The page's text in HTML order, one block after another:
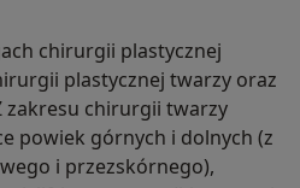
chirurgii plastycznej
plastycznej twarzy oraz
zakresu chirurgii twarzy
powiek górnych i dolnych (z
i przezskórnego),